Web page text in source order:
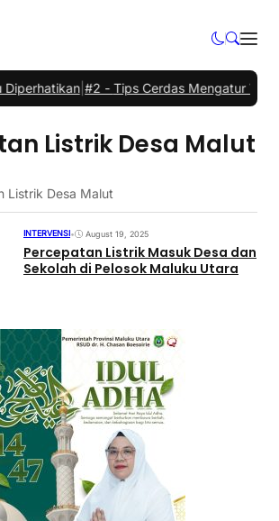
|#2 - Tips Cerdas Mengatur Waktu
Listrik Desa Malut
Listrik Desa Malut
INTERVENSI• August 19, 2025
Percepatan Listrik Masuk Desa dan
Sekolah di Pelosok Maluku Utara